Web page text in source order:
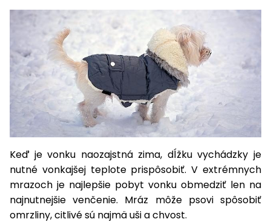
Keď je vonku naozajstná zima, dĺžku vychádzky je
nutné vonkajšej teplote prispôsobiť. V extrémnych
mrazoch je najlepšie pobyt vonku obmedziť len na
najnutnejšie venčenie. Mráz môže psovi spôsobiť
omrzliny, citlivé sú najmä uši a chvost.